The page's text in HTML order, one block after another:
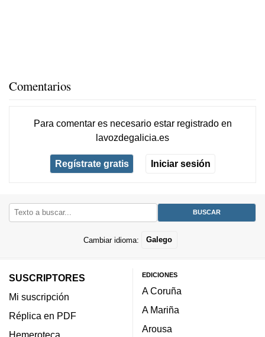
Comentarios
Para comentar es necesario estar registradoen
lavozdegalicia.es
Regístrate gratis Iniciar sesión
Cambiar idioma: Galego
SUSCRIPTORES
Mi suscripción
Réplica en PDF
Hemeroteca
EDICIONES
A Coruña
A Mariña
Arousa